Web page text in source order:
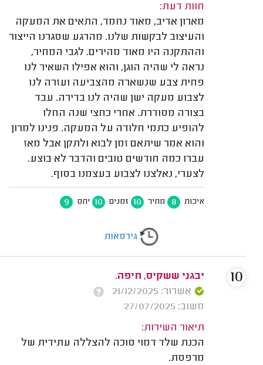
חוות דעת:
מארון אדיב, מאוד נחמד, התאים את המעקה
והעיצוב לבקשות שלנו. מהרגע שסגרנו הייצור
וההתקנה היו מאוד מהירים. לגבי המחיר,
נראה לי שהיה הוגן, והוא אפילו השאיר לנו
פחית צבע שנשארה מהצביעה ועזרה לנו
לצבוע מעקה ישן שהיה לנו בדירה. עבד
בצורה מסודרת. אחרי כחצי שנה החלו
להופיע כתמי חלודה על המעקה. פנינו למרון
והוא אמר שיתאם זמן לבוא ולתקן אבל מאז
עברו כמה חודשים טובים והדבר לא בוצע.
לצערי, נאלצנו לצבוע בעצמנו בסוף.
איכות 8 מחיר 10 זמנים 10 יחס 9
גירסאות
יבגני ששקיס, חיפה.
אשרור: 21/12/2025
משוב: 27/07/2025
תיאור השירות:
הכנת שלד דמוי סוכה להצללה עתידית של
מרפסת.
10